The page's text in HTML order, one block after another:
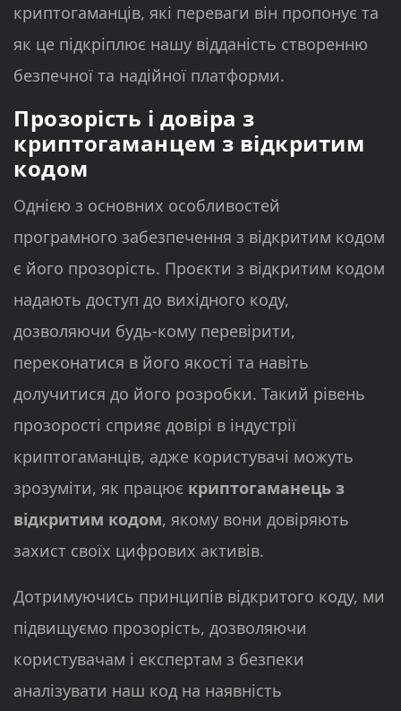
криптогаманців, які переваги він пропонує та
як це підкріплює нашу відданість створенню
безпечної та надійної платформи.
Прозорість і довіра з
криптогаманцем з відкритим
кодом
Однією з основних особливостей
програмного забезпечення з відкритим кодом
є його прозорість. Проєкти з відкритим кодом
надають доступ до вихідного коду,
дозволяючи будь-кому перевірити,
переконатися в його якості та навіть
долучитися до його розробки. Такий рівень
прозорості сприяє довірі в індустрії
криптогаманців, адже користувачі можуть
зрозуміти, як працює криптогаманець з
відкритим кодом, якому вони довіряють
захист своїх цифрових активів.
Дотримуючись принципів відкритого коду, ми
підвищуємо прозорість, дозволяючи
користувачам і експертам з безпеки
аналізувати наш код на наявність